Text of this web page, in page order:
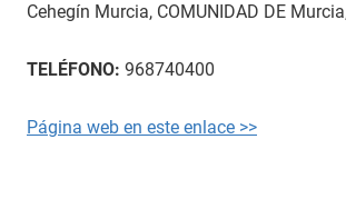
Cehegín Murcia, COMUNIDAD DE
TELÉFONO: 968740400
Página web en este enlace >>